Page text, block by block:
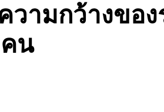
วามกว้างขอ
น